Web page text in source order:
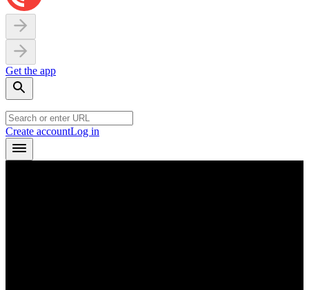
Get the app
Create accountLog in